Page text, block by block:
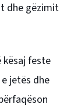
dhe gëzimit
kësaj feste
jetës dhe